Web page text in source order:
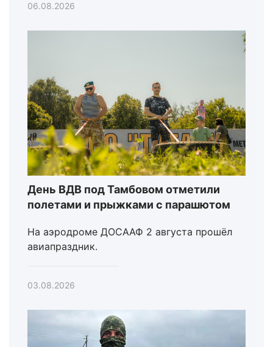
06.08.2026
День ВДВ под Тамбовом отметили
полетами и прыжками с парашютом
На аэродроме ДОСААФ 2 августа прошёл
авиапраздник.
03.08.2026